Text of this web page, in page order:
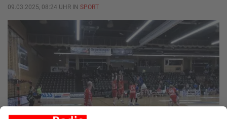
09.03.2025, 08:24 UHR IN SPORT